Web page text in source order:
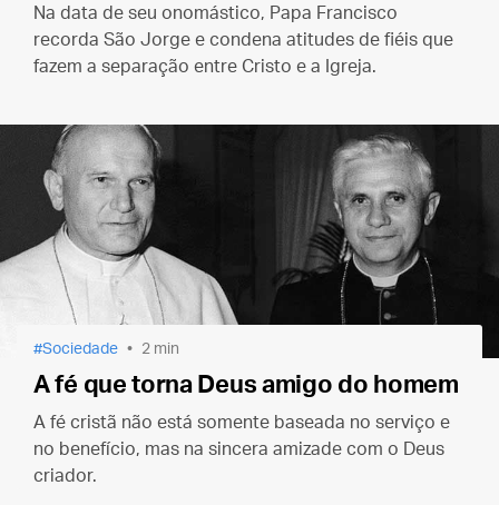
Na data de seu onomástico, Papa Francisco
recorda São Jorge e condena atitudes de fiéis que
fazem a separação entre Cristo e a Igreja.
Sociedade 2 min
A fé que torna Deus amigo do homem
A fé cristã não está somente baseada no serviço e
no benefício, mas na sincera amizade com o Deus
criador.